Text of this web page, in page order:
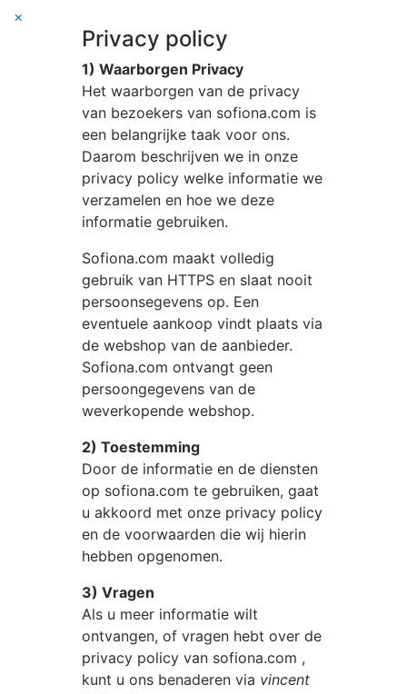
×
Privacy policy
1) Waarborgen Privacy
Het waarborgen van de privacy
van bezoekers van sofiona.com is
een belangrijke taak voor ons.
Daarom beschrijven we in onze
privacy policy welke informatie we
verzamelen en hoe we deze
informatie gebruiken.
Sofiona.com maakt volledig
gebruik van HTTPS en slaat nooit
persoonsegevens op. Een
eventuele aankoop vindt plaats via
de webshop van de aanbieder.
Sofiona.com ontvangt geen
persoongegevens van de
weverkopende webshop.
2) Toestemming
Door de informatie en de diensten
op sofiona.com te gebruiken, gaat
u akkoord met onze privacy policy
en de voorwaarden die wij hierin
hebben opgenomen.
3) Vragen
Als u meer informatie wilt
ontvangen, of vragen hebt over de
privacy policy van sofiona.com ,
kunt u ons benaderen via vincent